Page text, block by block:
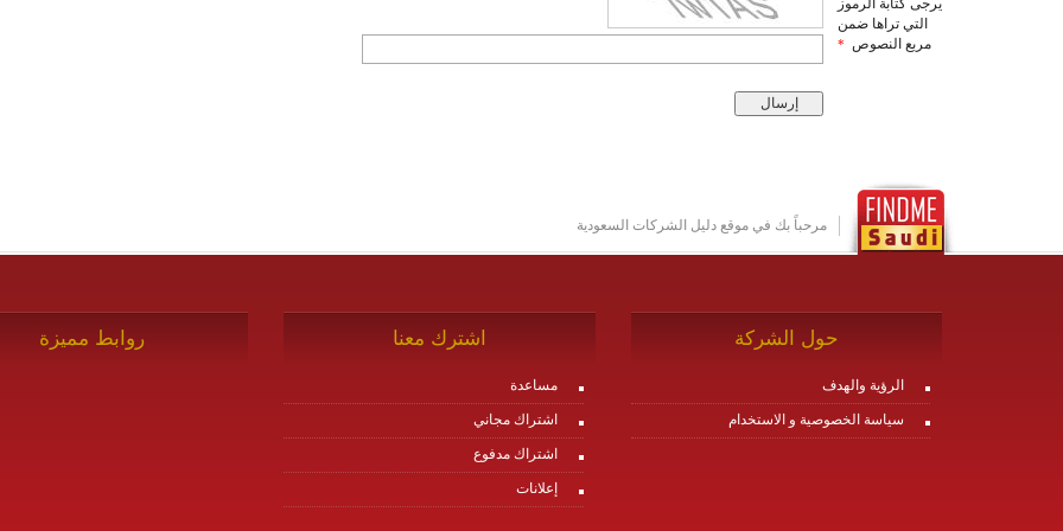
يرجى كتابة الرموز
التي تراها ضمن
مربع النصوص *
مرحباً بك في موقع دليل الشركات السعودية
حول الشركة
الرؤية والهدف
سياسة الخصوصية و الاستخدام
اشترك معنا
مساعدة
اشتراك مجاني
اشتراك مدفوع
إعلانات
روابط مميزة